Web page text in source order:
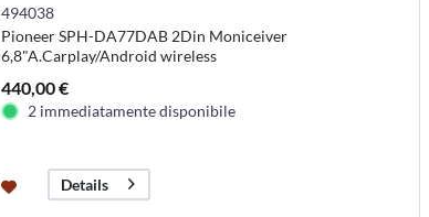
494038
Pioneer SPH-DA77DAB 2Din Moniceiver
6,8"A.Carplay/Android wireless
440,00 €
2 immediatamente disponibile
Details